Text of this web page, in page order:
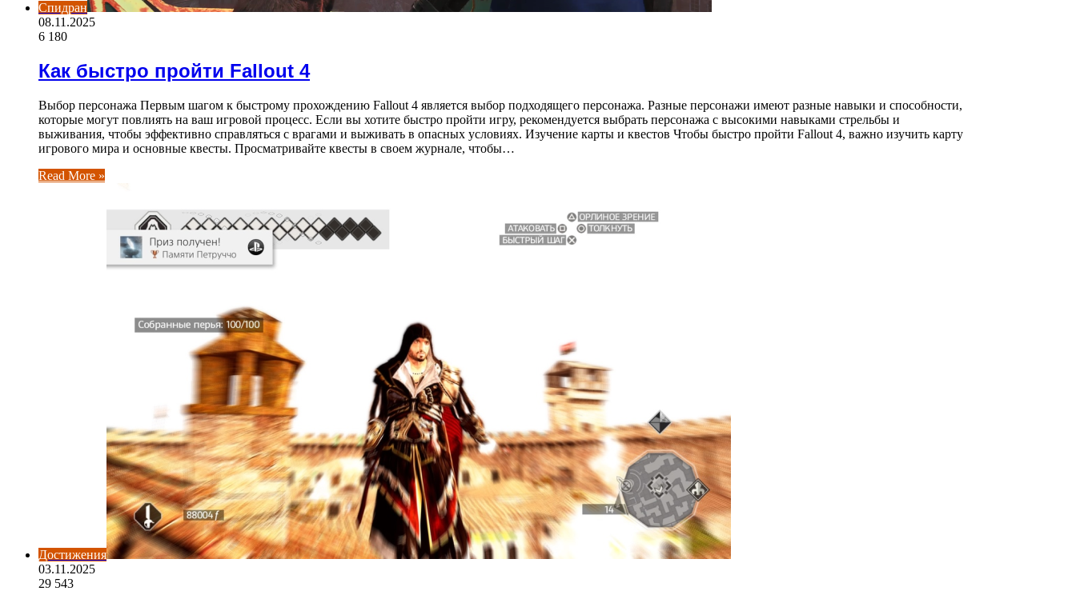
Спидран
08.11.2025
6 180
Как быстро пройти Fallout 4
Выбор персонажа Первым шагом к быстрому прохождению Fallout 4 является выбор подходящего персонажа. Разные персонажи имеют разные навыки и способности,
которые могут повлиять на ваш игровой процесс. Если вы хотите быстро пройти игру, рекомендуется выбрать персонажа с высокими навыками стрельбы и
выживания, чтобы эффективно справляться с врагами и выживать в опасных условиях. Изучение карты и квестов Чтобы быстро пройти Fallout 4, важно изучить карту
игрового мира и основные квесты. Просматривайте квесты в своем журнале, чтобы…
Read More »
Достижения
03.11.2025
29 543